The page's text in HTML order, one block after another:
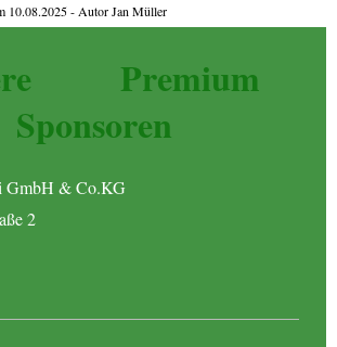
10.08.2025 - Autor Jan Müller
Premium
Sponsoren
GmbH & Co.KG
2